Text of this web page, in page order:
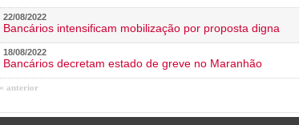
22/08/2022
Bancários intensificam mobilização por proposta digna
18/08/2022
Bancários decretam estado de greve no Maranhão
« anterior